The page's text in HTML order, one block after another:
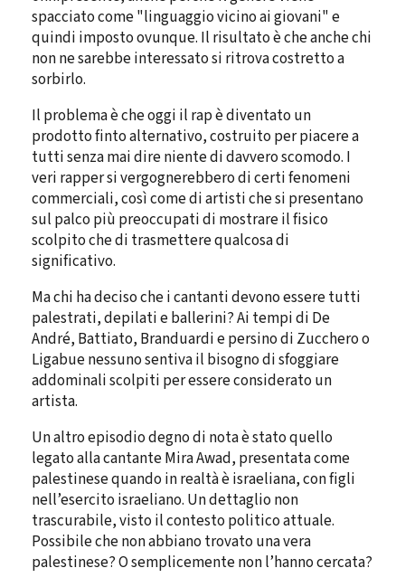
spacciato come "linguaggio vicino ai giovani" e
quindi imposto ovunque. Il risultato è che anche chi
non ne sarebbe interessato si ritrova costretto a
sorbirlo.
Il problema è che oggi il rap è diventato un
prodotto finto alternativo, costruito per piacere a
tutti senza mai dire niente di davvero scomodo. I
veri rapper si vergognerebbero di certi fenomeni
commerciali, così come di artisti che si presentano
sul palco più preoccupati di mostrare il fisico
scolpito che di trasmettere qualcosa di
significativo.
Ma chi ha deciso che i cantanti devono essere tutti
palestrati, depilati e ballerini? Ai tempi di De
André, Battiato, Branduardi e persino di Zucchero o
Ligabue nessuno sentiva il bisogno di sfoggiare
addominali scolpiti per essere considerato un
artista.
Un altro episodio degno di nota è stato quello
legato alla cantante Mira Awad, presentata come
palestinese quando in realtà è israeliana, con figli
nell’esercito israeliano. Un dettaglio non
trascurabile, visto il contesto politico attuale.
Possibile che non abbiano trovato una vera
palestinese? O semplicemente non l’hanno cercata?